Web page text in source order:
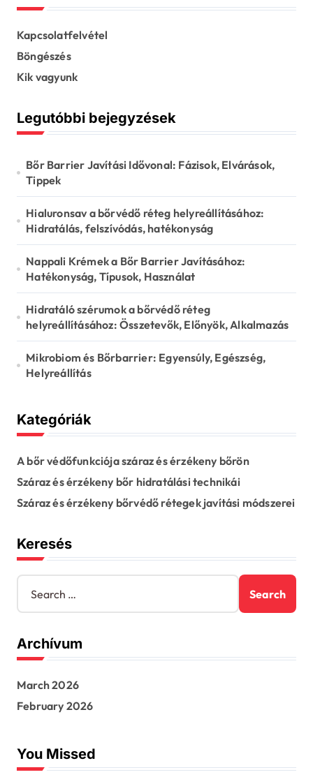
t
i
a
t
i
o
n
Kapcsolatfelvétel
Böngészés
Kik vagyunk
Legutóbbi bejegyzések
Bőr Barrier Javítási Idővonal: Fázisok, Elvárások,
Tippek
Hialuronsav a bőrvédő réteg helyreállításához:
Hidratálás, felszívódás, hatékonyság
Nappali Krémek a Bőr Barrier Javításához:
Hatékonyság, Típusok, Használat
Hidratáló szérumok a bőrvédő réteg
helyreállításához: Összetevők, Előnyök, Alkalmazás
Mikrobiom és Bőrbarrier: Egyensúly, Egészség,
Helyreállítás
Kategóriák
A bőr védőfunkciója száraz és érzékeny bőrön
Száraz és érzékeny bőr hidratálási technikái
Száraz és érzékeny bőrvédő rétegek javítási módszerei
Keresés
S
a
c
h
o
r
Archívum
March 2026
February 2026
You Missed